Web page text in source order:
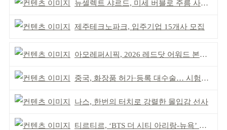
뉴셀렉트 샤르드, 미세 버블로 주름 사이 공략
제주테크노파크, 입주기업 15개사 모집
아모레퍼시픽, 2026 레드닷 어워드 본상 2개 수상
중국, 화장품 허가·등록 대수술… 시험자료 공용 허용
나스, 한번의 터치로 강렬한 몰입감 선사
티르티르, ‘BTS 더 시티 아리랑-뉴욕’ 참여